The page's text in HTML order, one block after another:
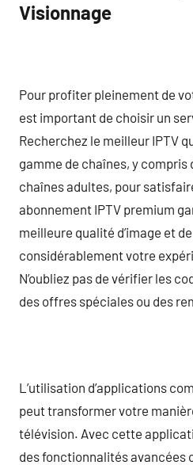
Visionnage
Pour profiter pleinement de
est important de choisir un
Recherchez le meilleur IPTV
gamme de chaînes, y compris
chaînes adultes, pour
abonnement IPTV premium
meilleure qualité d’image et
considérablement votre
N’oubliez pas de vérifier les
des offres spéciales ou des
L’utilisation d’applications
peut transformer votre
télévision. Avec cette
des fonctionnalités avancées